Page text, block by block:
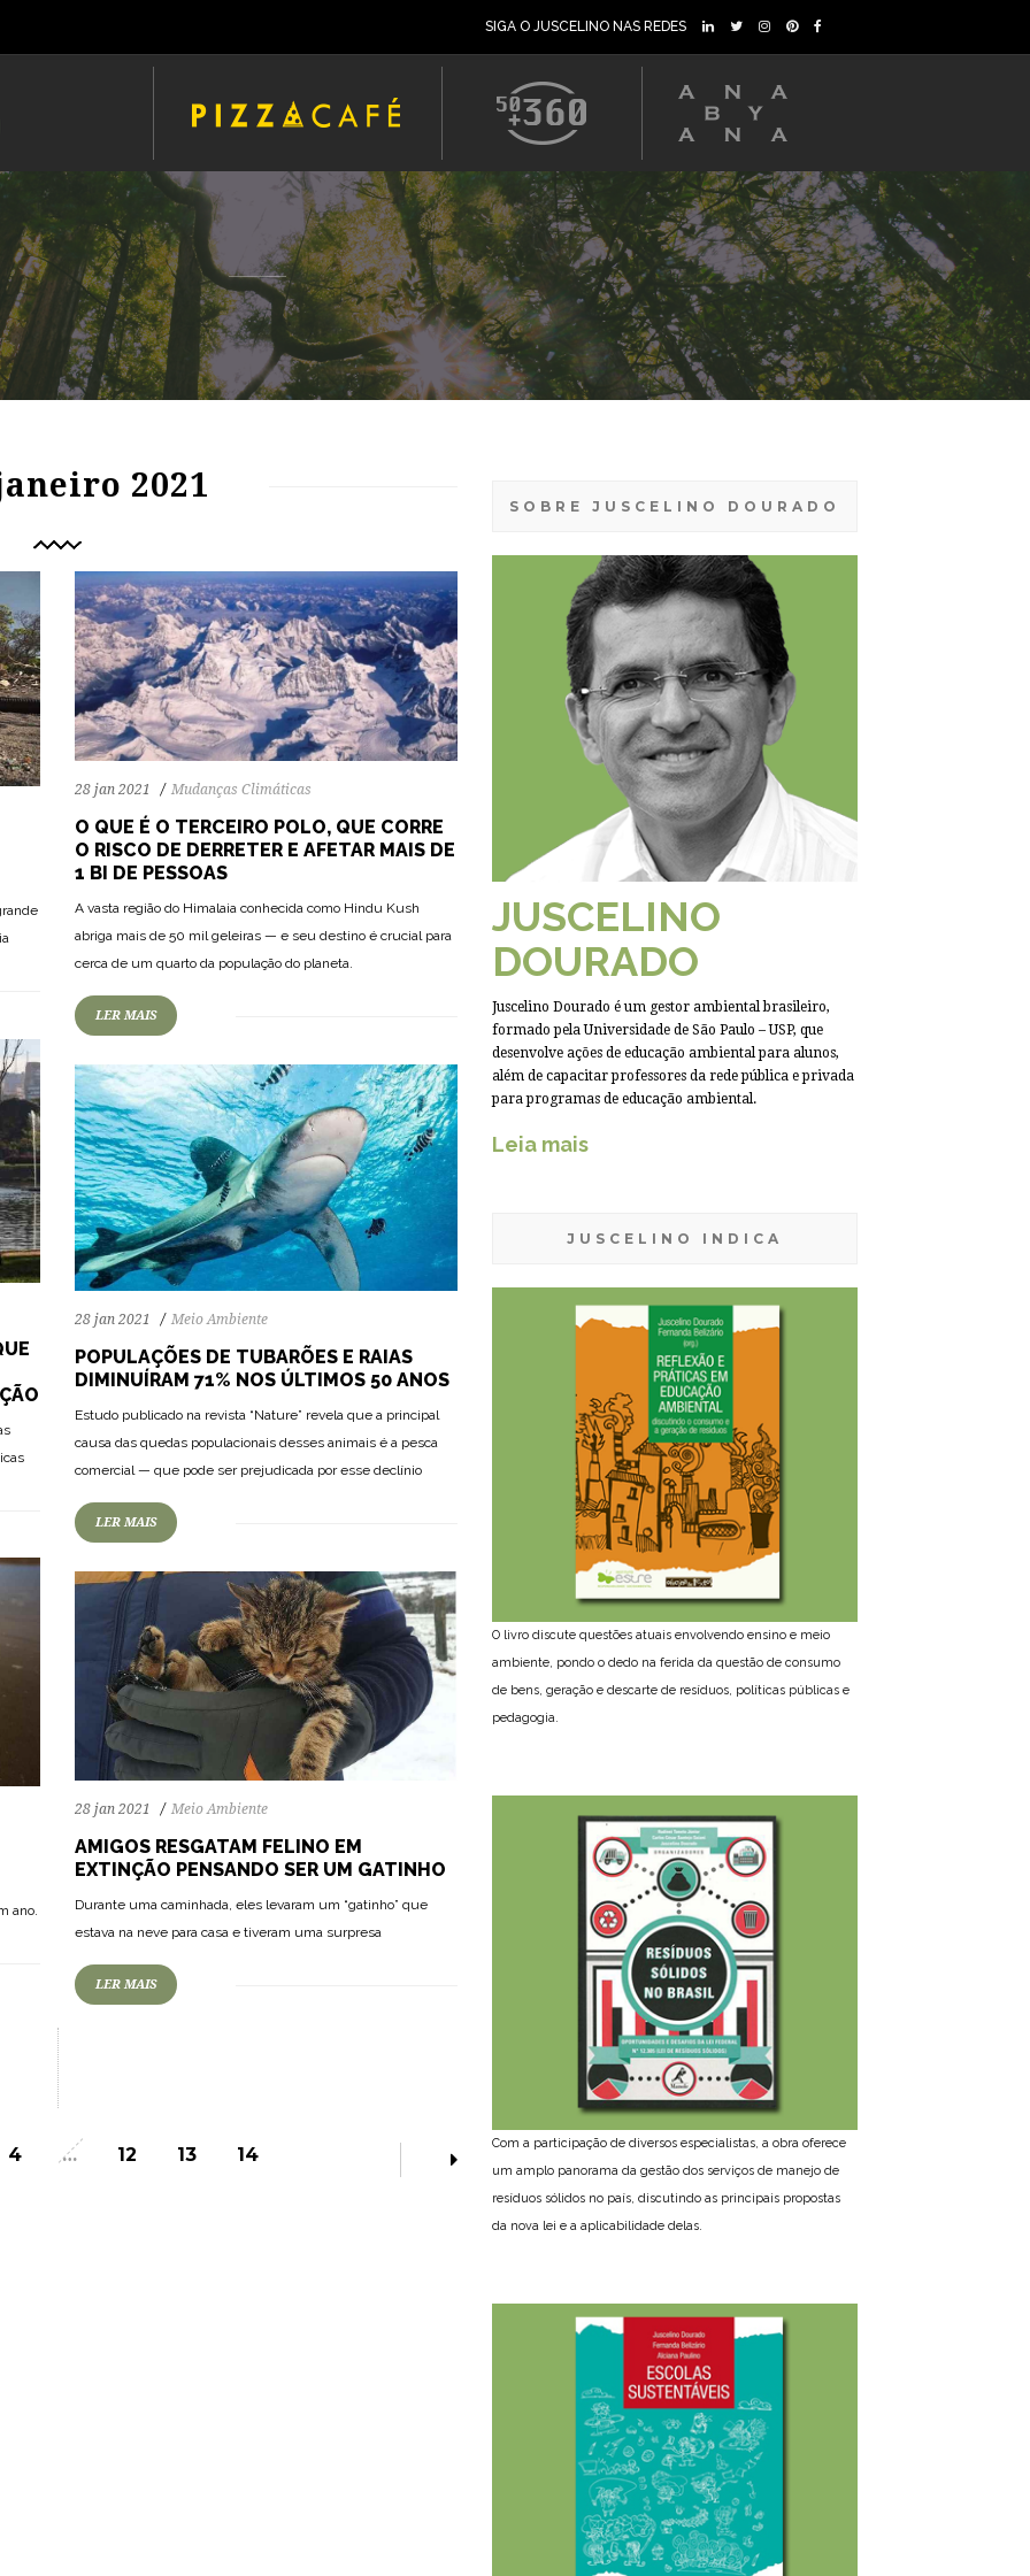
SIGA O JUSCELINO NAS REDES
2021
28 jan 2021 Mudanças Climáticas
O QUE É O TERCEIRO POLO, QUE CORRE
O RISCO DE DERRETER E AFETAR MAIS DE
1 BI DE PESSOAS
A vasta região do Himalaia conhecida como Hindu Kush
abriga mais de 50 mil geleiras — e seu destino é crucial para
cerca de um quarto da população do planeta.
LER MAIS
28 jan 2021 Meio Ambiente
POPULAÇÕES DE TUBARÕES E RAIAS
DIMINUÍRAM 71% NOS ÚLTIMOS 50 ANOS
Estudo publicado na revista “Nature” revela que a principal
causa das quedas populacionais desses animais é a pesca
comercial — que pode ser prejudicada por esse declínio
LER MAIS
ano.
28 jan 2021 Meio Ambiente
AMIGOS RESGATAM FELINO EM
EXTINÇÃO PENSANDO SER UM GATINHO
Durante uma caminhada, eles levaram um “gatinho” que
estava na neve para casa e tiveram uma surpresa
LER MAIS
4 … 12 13 14
SOBRE JUSCELINO DOURADO
JUSCELINO
DOURADO
Juscelino Dourado é um gestor ambiental brasileiro,
formado pela Universidade de São Paulo – USP, que
desenvolve ações de educação ambiental para alunos,
além de capacitar professores da rede pública e privada
para programas de educação ambiental.
Leia mais
JUSCELINO INDICA
O livro discute questões atuais envolvendo ensino e meio
ambiente, pondo o dedo na ferida da questão de consumo
de bens, geração e descarte de resíduos, políticas públicas e
pedagogia.
Com a participação de diversos especialistas, a obra oferece
um amplo panorama da gestão dos serviços de manejo de
resíduos sólidos no país, discutindo as principais propostas
da nova lei e a aplicabilidade delas.